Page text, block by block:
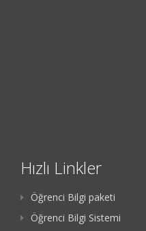
Hızlı Linkler
Öğrenci Bilgi paketi
Öğrenci Bilgi Sistemi